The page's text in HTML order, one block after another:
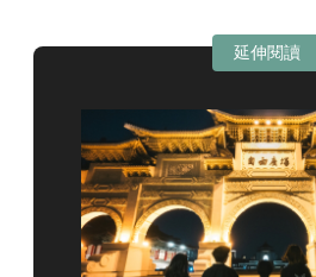
延伸閱讀